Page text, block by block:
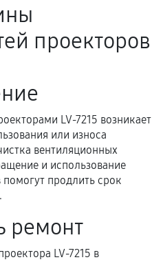
с датой, перечнем
комплектующие
оформление
сроки и
отдельно и
проекторов
LV-7215 возникает
или износа
вентиляционных
и использование
помогут продлить срок
ремонт
LV-7215 в